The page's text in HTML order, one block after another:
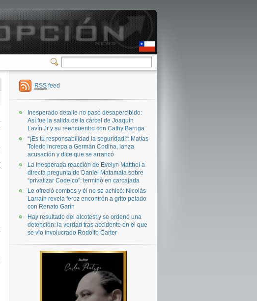
RSS feed
Inesperado detalle no pasó desapercibido:
Así fue la salida de la cárcel de Joaquín
Lavín Jr y su reencuentro con Cathy Barriga
“¡Es tu responsabilidad la seguridad!“: Matías
Toledo increpa a Germán Codina, lanza
acusación y dice que se arrancó
La inesperada reacción de Evelyn Matthei a
directa pregunta de Daniel Matamala sobre
“privatizar Codelco”: terminó en carcajada
Le ofreció combos y él no se achicó: Nicolás
Larraín revela feroz encontrón a grito pelado
con Renato Garín
Hay resultado del alcotest y se ordenó una
detención: la verdad tras accidente en el que
se vio involucrado Rodolfo Carter